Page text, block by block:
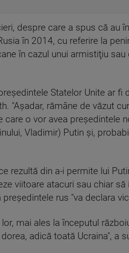
despre care a spus că au
în 2014, cu referire la
în cazul unui armistiţiu sau
Statelor Unite ar fi
"Aşadar, rămâne de văzut
o vor avea preşedintele
Vladimir) Putin şi,
rezultă din a-i permite lui
viitoare atacuri sau chiar să
rus "va declara
mai ales la începutul
adică toată Ucraina", a